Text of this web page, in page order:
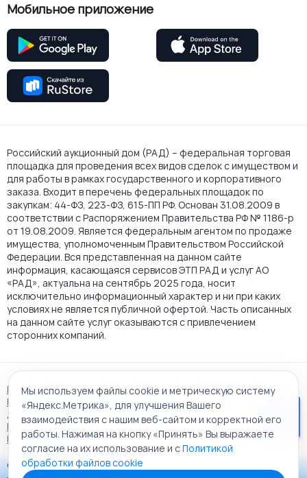
Мобильное приложение
Российский аукционный дом (РАД) – федеральная торговая
площадка для проведения всех видов сделок с имуществом и
для работы в рамках государственного и корпоративного
заказа. Входит в перечень федеральных площадок по
закупкам: 44-ФЗ, 223-ФЗ, 615-ПП РФ. Основан 31.08.2009 в
соответствии с Распоряжением Правительства РФ № 1186-р
от 19.08.2009. Является федеральным агентом по продаже
имущества, уполномоченным Правительством Российской
Федерации. Вся представленная на данном сайте
информация, касающаяся сервисов ЭТП РАД и услуг АО
«РАД», актуальна на сентябрь 2025 года, носит
исключительно информационный характер и ни при каких
условиях не является публичной офертой. Часть описанных
на данном сайте услуг оказываются с привлечением
сторонних компаний.
Пользовательское соглашение
Политика АО "РАД" в отношении обработки персональных
данных
Политика обработки файлов cookie
Карта сайта
© 2009 - 2026 АО «Российский аукционный дом»
Мы используем файлы cookie и метрическую систему
«Яндекс.Метрика», для улучшения Вашего
взаимодействия с нашим веб-сайтом и корректной его
работы. Нажимая на кнопку «Принять» Вы выражаете
согласие на их использование и сПолитикой
обработки файлов cookie